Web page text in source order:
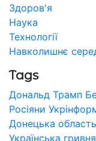
Здоров'я
Наука
Технології
Навколишнє
Tags
Дональд Трамп
Росіяни
Донецька область
Українська гривня